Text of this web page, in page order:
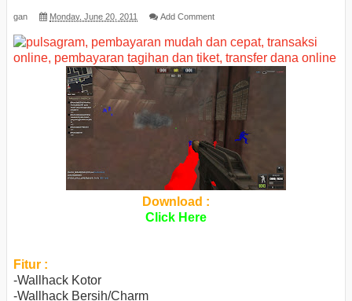
gan Monday, June 20, 2011 Add Comment
Download :
Click Here
Fitur :
-Wallhack Kotor
-Wallhack Bersih/Charm